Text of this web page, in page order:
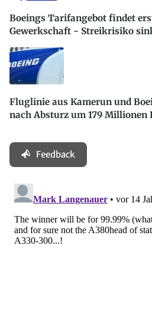
Boeings Tarifangebot findet
Gewerkschaft - Streikrisiko
Fluglinie aus Kamerun und
nach Absturz um 179 Millionen
Feedback